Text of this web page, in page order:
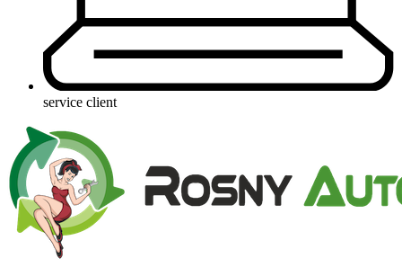
service client